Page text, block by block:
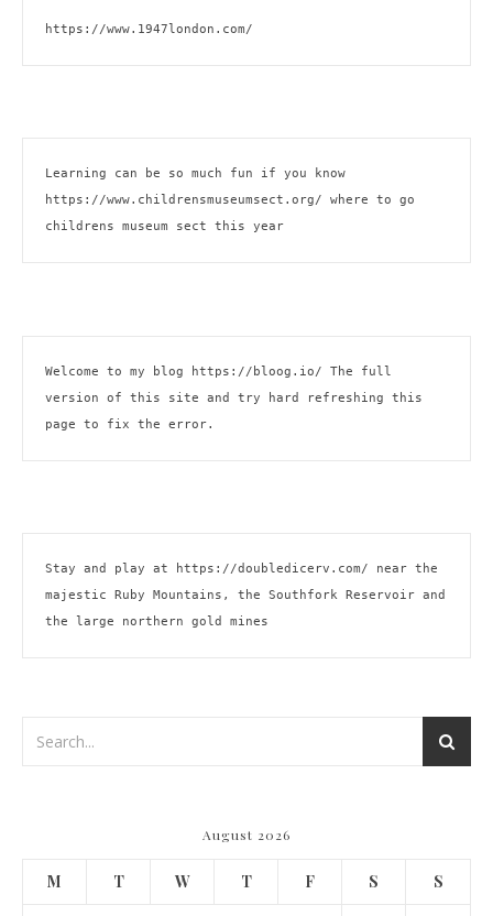
https://www.1947london.com/
https://www.childrensmuseumsect.org/ where to go
childrens museum sect this year
Welcome to my blog https://bloog.io/ The full
version of this site and try hard refreshing this
page to fix the error.
Stay and play at https://doubledicerv.com/ near the
majestic Ruby Mountains, the Southfork Reservoir and
the large northern gold mines
August 2026
M T W T F S S